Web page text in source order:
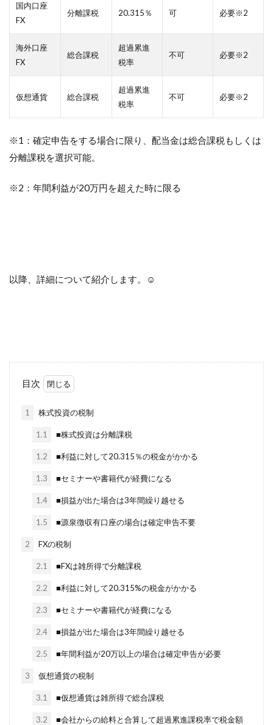
国内口座
FX
分離課税 20.315％ 可 必要※2
海外口座
FX
総合課税
超過累進
税率
不可 必要※2
仮想通貨 総合課税
超過累進
税率
不可 必要※2
※1：確定申告をする場合に限り、配当金は総合課税もしくは
分離課税を選択可能。
※2：年間利益が20万円を超えた時に限る
以降、詳細について紹介します。☺︎
目次
1 株式投資の税制
1.1 ■株式投資は分離課税
1.2 ■利益に対して20.315％の税金がかかる
1.3 ■セミナーや書籍代が経費になる
1.4 ■損益が出た場合は3年間繰り越せる
1.5 ■源泉徴収有口座の場合は確定申告不要
2 FXの税制
2.1 ■FXは雑所得で分離課税
2.2 ■利益に対して20.315%の税金がかかる
2.3 ■セミナーや書籍代が経費になる
2.4 ■損益が出た場合は3年間繰り越せる
2.5 ■年間利益が20万以上の場合は確定申告が必要
3 仮想通貨の税制
3.1 ■仮想通貨は雑所得で総合課税
3.2
■会社からの給料と合算して超過累進課税率で税金額